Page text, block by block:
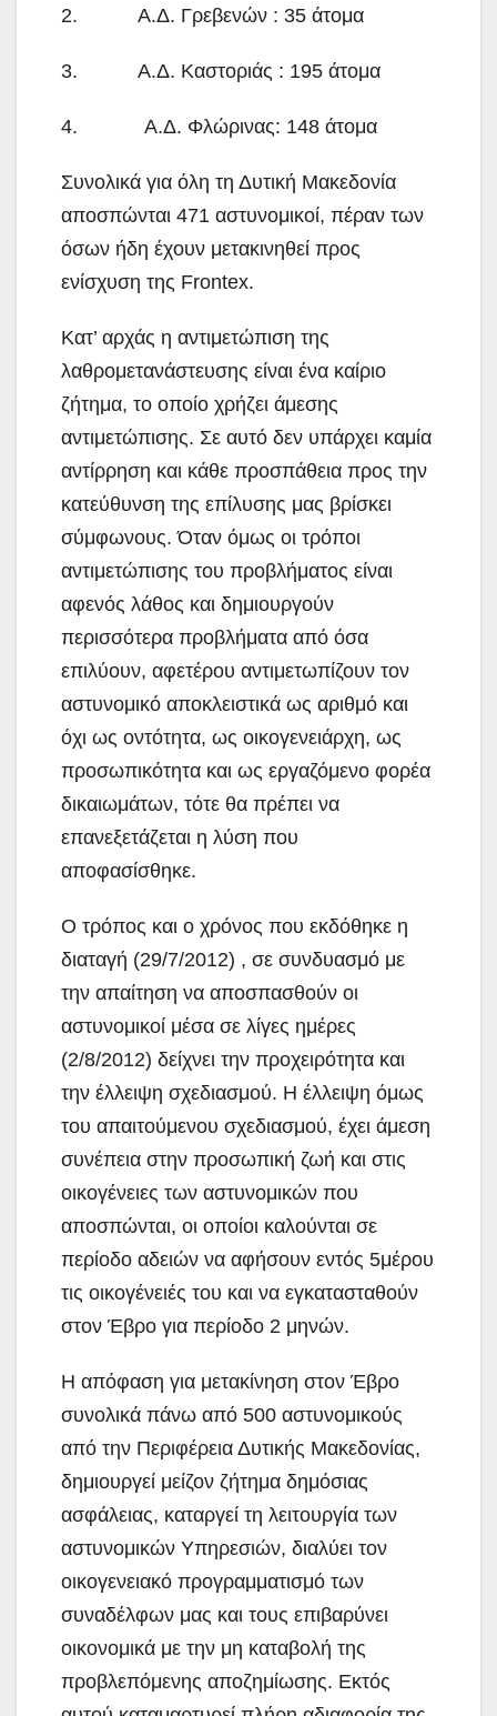
2. Α.Δ. Γρεβενών : 35 άτομα
3. Α.Δ. Καστοριάς : 195 άτομα
4. Α.Δ. Φλώρινας: 148 άτομα
Συνολικά για όλη τη Δυτική Μακεδονία
αποσπώνται 471 αστυνομικοί, πέραν των
όσων ήδη έχουν μετακινηθεί προς
ενίσχυση της Frontex.
Κατ’ αρχάς η αντιμετώπιση της
λαθρομετανάστευσης είναι ένα καίριο
ζήτημα, το οποίο χρήζει άμεσης
αντιμετώπισης. Σε αυτό δεν υπάρχει καμία
αντίρρηση και κάθε προσπάθεια προς την
κατεύθυνση της επίλυσης μας βρίσκει
σύμφωνους. Όταν όμως οι τρόποι
αντιμετώπισης του προβλήματος είναι
αφενός λάθος και δημιουργούν
περισσότερα προβλήματα από όσα
επιλύουν, αφετέρου αντιμετωπίζουν τον
αστυνομικό αποκλειστικά ως αριθμό και
όχι ως οντότητα, ως οικογενειάρχη, ως
προσωπικότητα και ως εργαζόμενο φορέα
δικαιωμάτων, τότε θα πρέπει να
επανεξετάζεται η λύση που
αποφασίσθηκε.
Ο τρόπος και ο χρόνος που εκδόθηκε η
διαταγή (29/7/2012) , σε συνδυασμό με
την απαίτηση να αποσπασθούν οι
αστυνομικοί μέσα σε λίγες ημέρες
(2/8/2012) δείχνει την προχειρότητα και
την έλλειψη σχεδιασμού. Η έλλειψη όμως
του απαιτούμενου σχεδιασμού, έχει άμεση
συνέπεια στην προσωπική ζωή και στις
οικογένειες των αστυνομικών που
αποσπώνται, οι οποίοι καλούνται σε
περίοδο αδειών να αφήσουν εντός 5μέρου
τις οικογένειές του και να εγκατασταθούν
στον Έβρο για περίοδο 2 μηνών.
Η απόφαση για μετακίνηση στον Έβρο
συνολικά πάνω από 500 αστυνομικούς
από την Περιφέρεια Δυτικής Μακεδονίας,
δημιουργεί μείζον ζήτημα δημόσιας
ασφάλειας, καταργεί τη λειτουργία των
αστυνομικών Υπηρεσιών, διαλύει τον
οικογενειακό προγραμματισμό των
συναδέλφων μας και τους επιβαρύνει
οικονομικά με την μη καταβολή της
προβλεπόμενης αποζημίωσης. Εκτός